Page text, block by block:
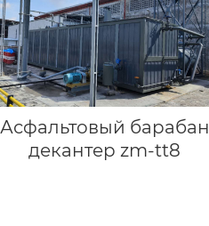
Асфальтовый барабан
декантер zm-tt8